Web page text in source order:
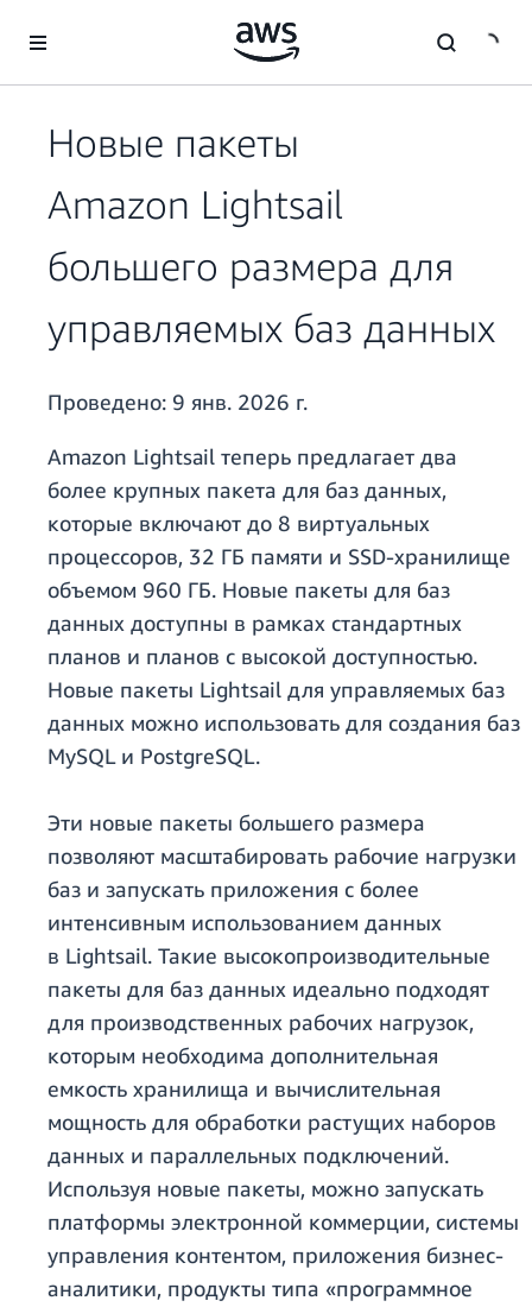
Перейти к главному контенту
Новые пакеты
Amazon Lightsail
большего размера для
управляемых баз данных
Проведено: 9 янв. 2026 г.
Amazon Lightsail теперь предлагает два
более крупных пакета для баз данных,
которые включают до 8 виртуальных
процессоров, 32 ГБ памяти и SSD-хранилище
объемом 960 ГБ. Новые пакеты для баз
данных доступны в рамках стандартных
планов и планов с высокой доступностью.
Новые пакеты Lightsail для управляемых баз
данных можно использовать для создания баз
MySQL и PostgreSQL.
Эти новые пакеты большего размера
позволяют масштабировать рабочие нагрузки
баз и запускать приложения с более
интенсивным использованием данных
в Lightsail. Такие высокопроизводительные
пакеты для баз данных идеально подходят
для производственных рабочих нагрузок,
которым необходима дополнительная
емкость хранилища и вычислительная
мощность для обработки растущих наборов
данных и параллельных подключений.
Используя новые пакеты, можно запускать
платформы электронной коммерции, системы
управления контентом, приложения бизнес-
аналитики, продукты типа «программное